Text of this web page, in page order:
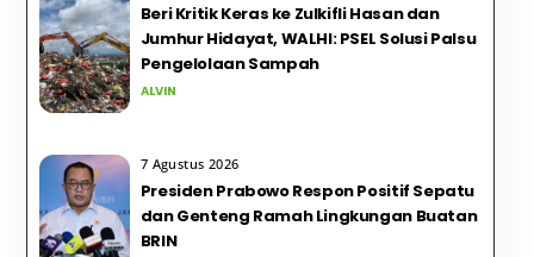
Beri Kritik Keras ke Zulkifli Hasan dan
Jumhur Hidayat, WALHI: PSEL Solusi Palsu
Pengelolaan Sampah
ALVIN
7 Agustus 2026
Presiden Prabowo Respon Positif Sepatu
dan Genteng Ramah Lingkungan Buatan
BRIN